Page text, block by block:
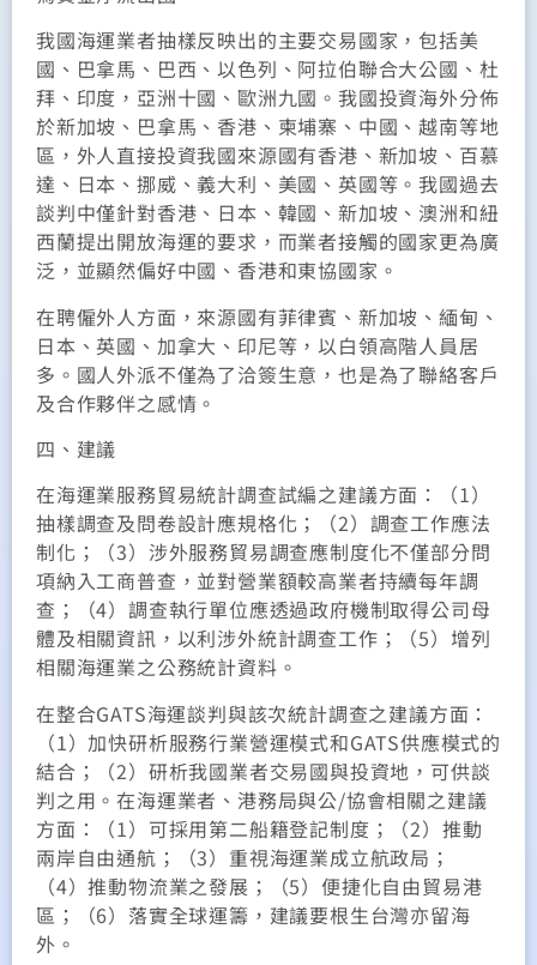
我國海運業者抽樣反映出的主要交易國家，包括美
國、巴拿馬、巴西、以色列、阿拉伯聯合大公國、杜
拜、印度，亞洲十國、歐洲九國。我國投資海外分佈
於新加坡、巴拿馬、香港、柬埔寨、中國、越南等地
區，外人直接投資我國來源國有香港、新加坡、百慕
達、日本、挪威、義大利、美國、英國等。我國過去
談判中僅針對香港、日本、韓國、新加坡、澳洲和紐
西蘭提出開放海運的要求，而業者接觸的國家更為廣
泛，並顯然偏好中國、香港和東協國家。
在聘僱外人方面，來源國有菲律賓、新加坡、緬甸、
日本、英國、加拿大、印尼等，以白領高階人員居
多。國人外派不僅為了洽簽生意，也是為了聯絡客戶
及合作夥伴之感情。
四、建議
在海運業服務貿易統計調查試編之建議方面：（1）
抽樣調查及問卷設計應規格化；（2）調查工作應法
制化；（3）涉外服務貿易調查應制度化不僅部分問
項納入工商普查，並對營業額較高業者持續每年調
查；（4）調查執行單位應透過政府機制取得公司母
體及相關資訊，以利涉外統計調查工作；（5）增列
相關海運業之公務統計資料。
在整合GATS海運談判與該次統計調查之建議方面：
（1）加快研析服務行業營運模式和GATS供應模式的
結合；（2）研析我國業者交易國與投資地，可供談
判之用。在海運業者、港務局與公/協會相關之建議
方面：（1）可採用第二船籍登記制度；（2）推動
兩岸自由通航；（3）重視海運業成立航政局；
（4）推動物流業之發展；（5）便捷化自由貿易港
區；（6）落實全球運籌，建議要根生台灣亦留海
外。